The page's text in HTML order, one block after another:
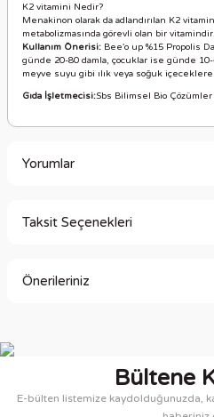
K2 vitamini Nedir?
Menakinon olarak da adlandırılan K2
metabolizmasında görevli olan bir vitamindir.
Kullanım Önerisi: Bee'o up %15 Propolis
günde 20-80 damla, çocuklar ise günde
meyve suyu gibi ılık veya soğuk
Gıda İşletmecisi:Sbs Bilimsel Bio Çözümler
Yorumlar
Taksit Seçenekleri
Önerileriniz
Görüş ve önerileriniz için teşekkür
Bültene
E-bülten listemize kaydolduğunuzda,